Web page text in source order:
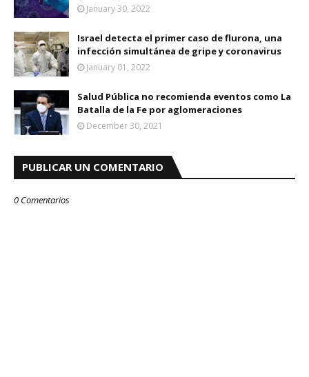
January 30, 2022
Israel detecta el primer caso de flurona, una
infección simultánea de gripe y coronavirus
January 01, 2022
Salud Pública no recomienda eventos como La
Batalla de la Fe por aglomeraciones
December 30, 2021
PUBLICAR UN COMENTARIO
0 Comentarios